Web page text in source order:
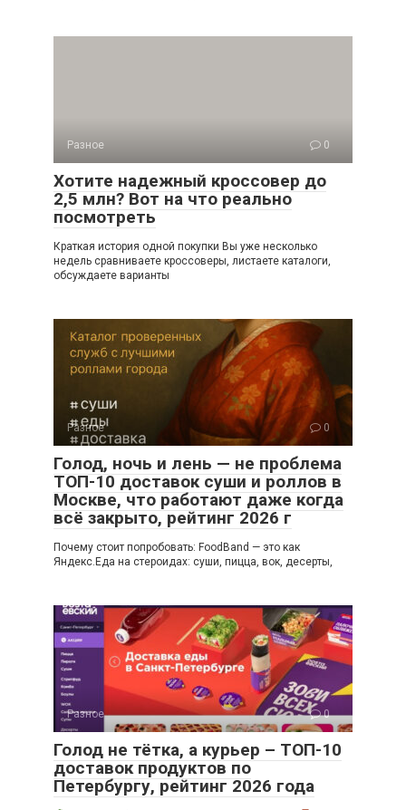
Разное 0
Хотите надежный кроссовер до
2,5 млн? Вот на что реально
посмотреть
Краткая история одной покупки Вы уже несколько
недель сравниваете кроссоверы, листаете каталоги,
обсуждаете варианты
Разное 0
Голод, ночь и лень — не проблема
ТОП-10 доставок суши и роллов в
Москве, что работают даже когда
всё закрыто, рейтинг 2026 г
Почему стоит попробовать: FoodBand — это как
Яндекс.Еда на стероидах: суши, пицца, вок, десерты,
Разное 0
Голод не тётка, а курьер – ТОП-10
доставок продуктов по
Петербургу, рейтинг 2026 года